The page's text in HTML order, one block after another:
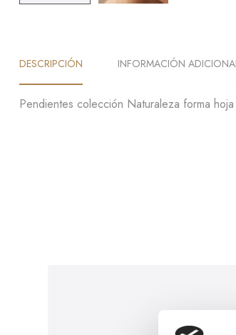
DESCRIPCIÓN INFORMACIÓN
Pendientes colección Naturaleza forma